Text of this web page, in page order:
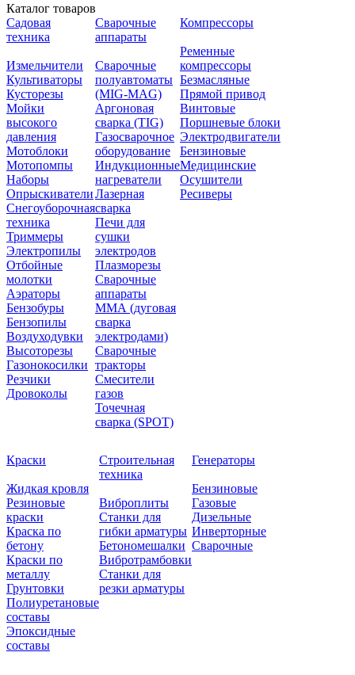
Каталог товаров
Садовая
техника
Измельчители
Культиваторы
Кусторезы
Мойки
высокого
давления
Мотоблоки
Мотопомпы
Наборы
Опрыскиватели
Снегоуборочная
техника
Триммеры
Электропилы
Отбойные
молотки
Аэраторы
Бензобуры
Бензопилы
Воздуходувки
Высоторезы
Газонокосилки
Резчики
Дровоколы
Сварочные
аппараты
Сварочные
полуавтоматы
(MIG-MAG)
Аргоновая
сварка (TIG)
Газосварочное
оборудование
Индукционные
нагреватели
Лазерная
сварка
Печи для
сушки
электродов
Плазморезы
Сварочные
аппараты
ММА (дуговая
сварка
электродами)
Сварочные
тракторы
Смесители
газов
Точечная
сварка (SPOT)
Компрессоры
Ременные
компрессоры
Безмасляные
Прямой привод
Винтовые
Поршневые блоки
Электродвигатели
Бензиновые
Медицинские
Осушители
Ресиверы
Краски
Жидкая кровля
Резиновые
краски
Краска по
бетону
Краски по
металлу
Грунтовки
Полиуретановые
составы
Эпоксидные
составы
Строительная
техника
Виброплиты
Станки для
гибки арматуры
Бетономешалки
Вибротрамбовки
Станки для
резки арматуры
Генераторы
Бензиновые
Газовые
Дизельные
Инверторные
Сварочные